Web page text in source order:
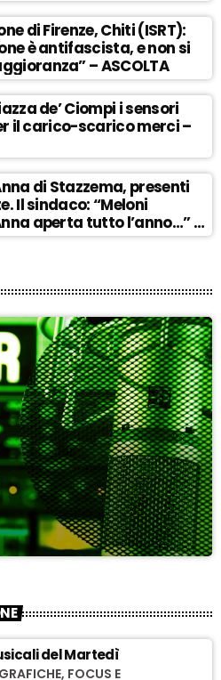
di Firenze, Chiti (ISRT):
è antifascista, e non si
– ASCOLTA
de’ Ciompi i sensori
il carico-scarico merci –
di Stazzema, presenti
Il sindaco: “Meloni
aperta tutto l’anno…” –
del Martedì
FOCUS E